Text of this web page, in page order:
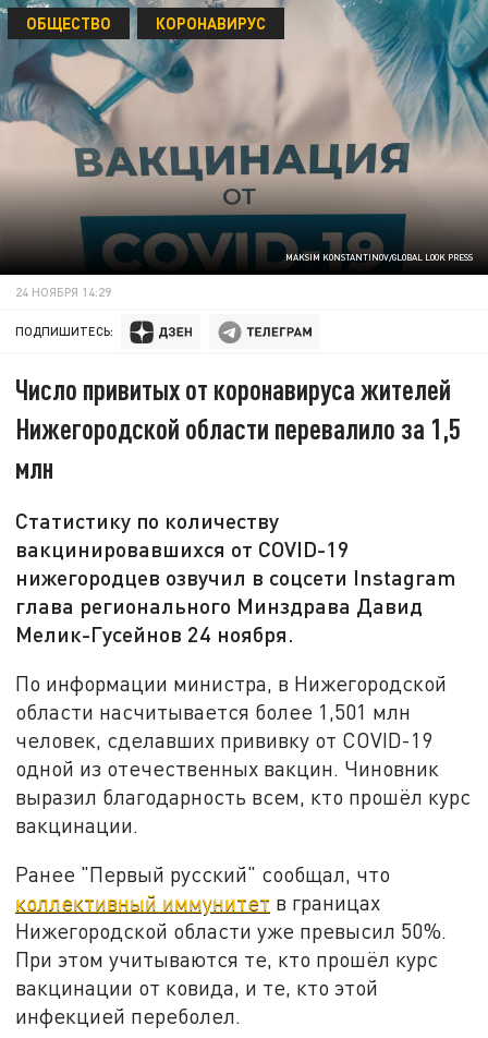
MAKSIM KONSTANTINOV/GLOBAL LOOK PRESS
ОБЩЕСТВО КОРОНАВИРУС
24 НОЯБРЯ 14:29
ПОДПИШИТЕСЬ:
Число привитых от коронавируса жителей
Нижегородской области перевалило за 1,5
млн
Статистику по количеству
вакцинировавшихся от COVID-19
нижегородцев озвучил в соцсети Instagram
глава регионального Минздрава Давид
Мелик-Гусейнов 24 ноября.
По информации министра, в Нижегородской
области насчитывается более 1,501 млн
человек, сделавших прививку от COVID-19
одной из отечественных вакцин. Чиновник
выразил благодарность всем, кто прошёл курс
вакцинации.
Ранее "Первый русский" сообщал, что
коллективный иммунитет в границах
Нижегородской области уже превысил 50%.
При этом учитываются те, кто прошёл курс
вакцинации от ковида, и те, кто этой
инфекцией переболел.